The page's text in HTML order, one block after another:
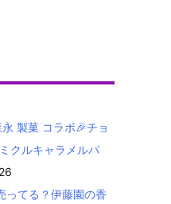
製菓 コラボ🎉チョ
クルキャラメルパ
ってる？伊藤園の香